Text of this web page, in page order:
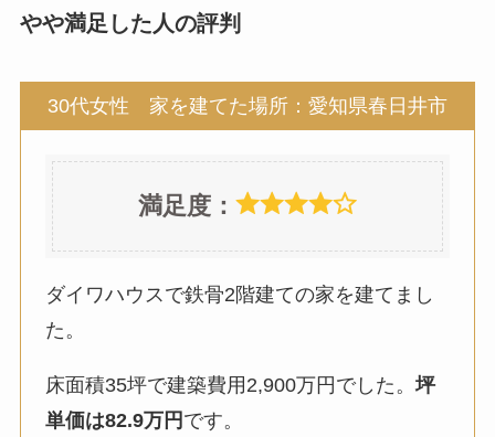
やや満足した人の評判
30代女性 家を建てた場所：愛知県春日井市
満足度：
ダイワハウスで鉄骨2階建ての家を建てまし
た。
床面積35坪で建築費用2,900万円でした。坪
単価は82.9万円 です。